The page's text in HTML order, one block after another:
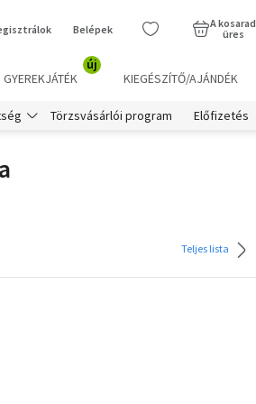
Belépek
A kosarad
üres
GYEREKJÁTÉK
új
KIEGÉSZÍTŐ/AJÁNDÉK
Törzsvásárlói program Előfizetés
Teljes lista